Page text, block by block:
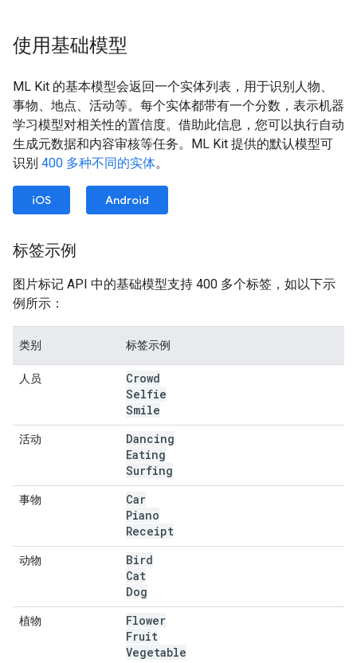
使用基础模型
ML Kit 的基本模型会返回一个实体列表，用于识别人物、
事物、地点、活动等。每个实体都带有一个分数，表示机器
学习模型对相关性的置信度。借助此信息，您可以执行自动
生成元数据和内容审核等任务。ML Kit 提供的默认模型可
识别 400 多种不同的实体。
iOS Android
标签示例
图片标记 API 中的基础模型支持 400 多个标签，如以下示
例所示：
类别 标签示例
人员
Crowd
Selfie
Smile
活动
Dancing
Eating
Surfing
事物
Car
Piano
Receipt
动物
Bird
Cat
Dog
植物
Flower
Fruit
Vegetable